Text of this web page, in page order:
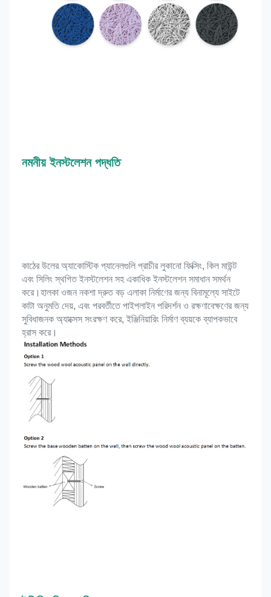
নমনীয় ইনস্টলেশন পদ্ধতি
কাঠের উলের অ্যাকোস্টিক প্যানেলগুলি প্রাচীর লুকানো ফিক্সিং, কিল মাউন্ট
এবং সিলিং স্থগিত ইনস্টলেশন সহ একাধিক ইনস্টলেশন সমাধান সমর্থন
করে।হালকা ওজন নকশা দ্রুত বড় এলাকা নির্মাণের জন্য বিনামূল্যে সাইটে
কাটা অনুমতি দেয়, এবং পরবর্তীতে পাইপলাইন পরিদর্শন ও রক্ষণাবেক্ষণের জন্য
সুবিধাজনক অ্যাক্সেস সংরক্ষণ করে, ইঞ্জিনিয়ারিং নির্মাণ ব্যয়কে ব্যাপকভাবে
হ্রাস করে।